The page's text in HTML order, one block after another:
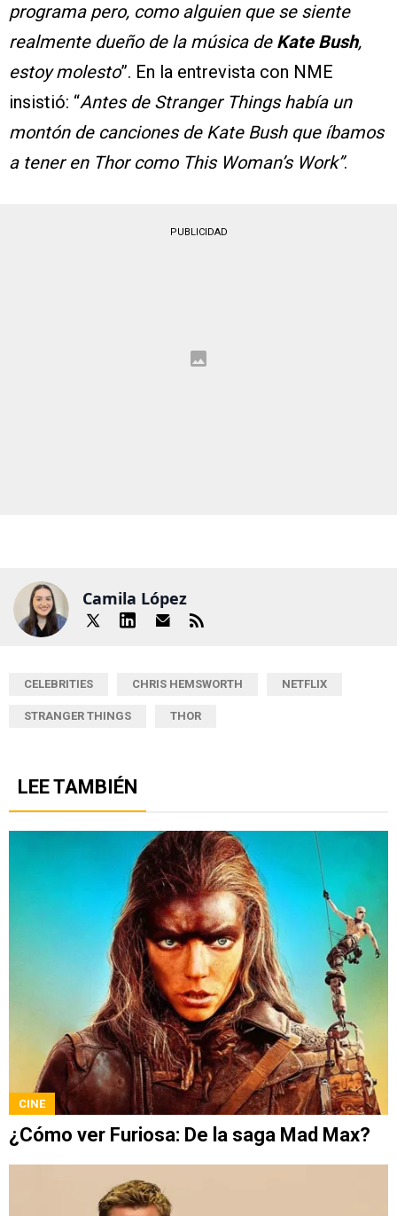
programa pero, como alguien que se siente
realmente dueño de la música deKate Bush,
estoy molesto”. En la entrevista con NME
insistió: “Antes de Stranger Things había un
montón de canciones de Kate Bush que íbamos
a tener en Thor como This Woman’s Work”.
PUBLICIDAD
Camila López
CELEBRITIES CHRIS HEMSWORTH NETFLIX
STRANGER THINGS THOR
LEE TAMBIÉN
CINE
¿Cómo ver Furiosa: De la saga Mad Max?